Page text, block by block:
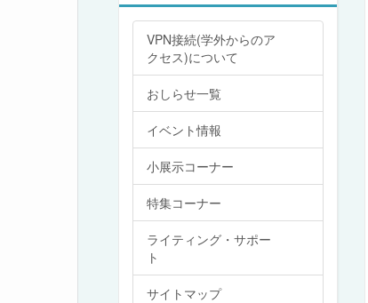
VPN接続(学外からのア
クセス)について
おしらせ一覧
イベント情報
小展示コーナー
特集コーナー
ライティング・サポー
ト
サイトマップ